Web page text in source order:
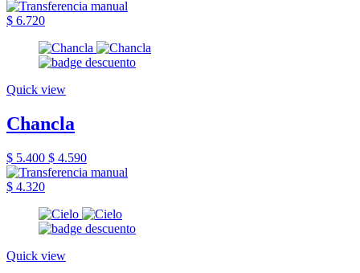
$ 6.720
Quick view
Chancla
$ 5.400 $ 4.590
$ 4.320
Quick view